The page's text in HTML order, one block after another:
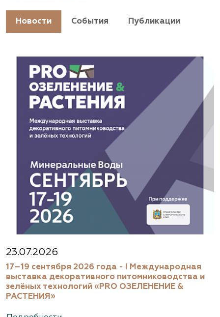
Новости События Публикации
23.07.2026
17–19 сентября 2026 года - I Международная
выставка декоративного питомниководства и
зелёных технологий «PRO ОЗЕЛЕНЕНИЕ &
РАСТЕНИЯ»